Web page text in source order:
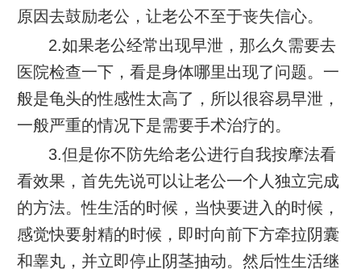
原因去鼓励老公，让老公不至于丧失信心。
2.如果老公经常出现早泄，那么久需要去
医院检查一下，看是身体哪里出现了问题。一
般是龟头的性感性太高了，所以很容易早泄，
一般严重的情况下是需要手术治疗的。
3.但是你不防先给老公进行自我按摩法看
看效果，首先先说可以让老公一个人独立完成
的方法。性生活的时候，当快要进入的时候，
感觉快要射精的时候，即时向前下方牵拉阴囊
和睾丸，并立即停止阴茎抽动。然后性生活继